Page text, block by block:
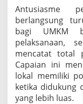
Antusiasme
berlangsung
bagi UMKM
pelaksanaan,
mencatat total
Capaian ini
lokal memiliki
ketika didukung
yang lebih luas.